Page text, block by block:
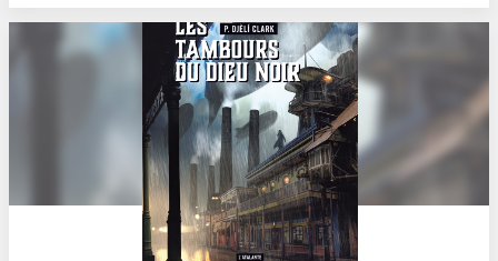
Montier pour les éditions...